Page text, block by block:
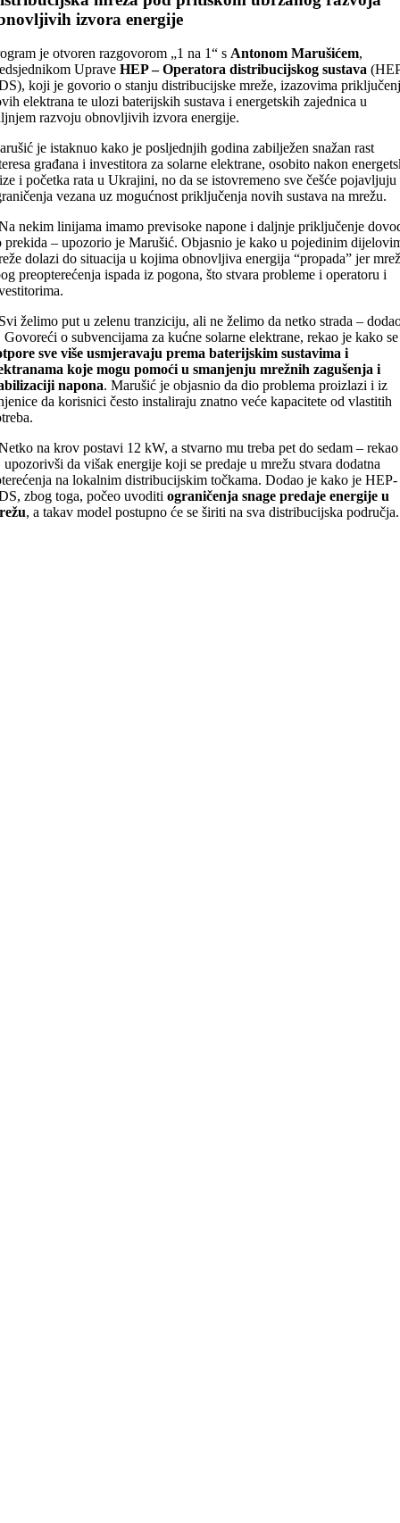
izvora energije
je otvoren razgovorom „1 na 1“ s Antonom Marušićem,
Uprave HEP – Operatora distribucijskog sustava
koji je govorio o stanju distribucijske mreže, izazovima
elektrana te ulozi baterijskih sustava i energetskih zajednica u
razvoju obnovljivih izvora energije.
je istaknuo kako je posljednjih godina zabilježen snažan rast
građana i investitora za solarne elektrane, osobito nakon
i početka rata u Ukrajini, no da se istovremeno sve češće pojavljuju
vezana uz mogućnost priključenja novih sustava na mrežu.
nekim linijama imamo previsoke napone i daljnje priključenje
prekida – upozorio je Marušić. Objasnio je kako u pojedinim
dolazi do situacija u kojima obnovljiva energija “propada” jer
preopterećenja ispada iz pogona, što stvara probleme i operatoru i
želimo put u zelenu tranziciju, ali ne želimo da netko strada –
Govoreći o subvencijama za kućne solarne elektrane, rekao je kako se
sve više usmjeravaju prema baterijskim sustavima i
koje mogu pomoći u smanjenju mrežnih zagušenja i
napona. Marušić je objasnio da dio problema proizlazi i iz
da korisnici često instaliraju znatno veće kapacitete od vlastitih
na krov postavi 12 kW, a stvarno mu treba pet do sedam – rekao
upozorivši da višak energije koji se predaje u mrežu stvara dodatna
na lokalnim distribucijskim točkama. Dodao je kako je HEP-
zbog toga, počeo uvoditi ograničenja snage predaje energije u
, a takav model postupno će se širiti na sva distribucijska područja.